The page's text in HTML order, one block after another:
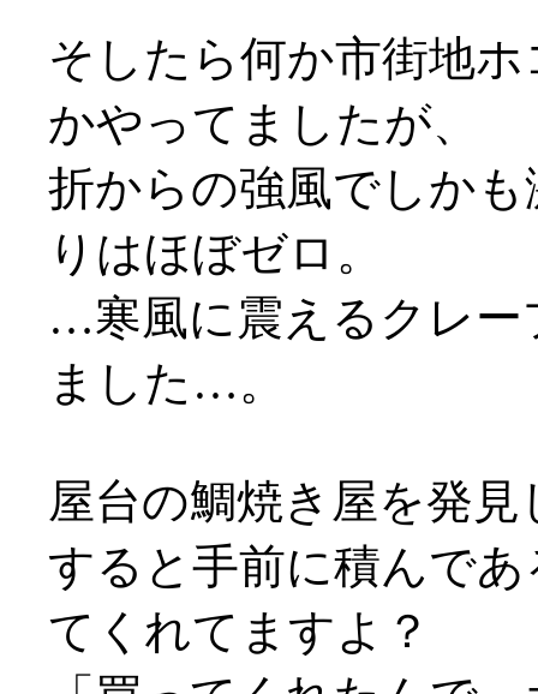
そしたら何か市街地
かやってましたが、
折からの強風でしか
りはほぼゼロ。
…寒風に震えるクレー
ました…。
屋台の鯛焼き屋を発
すると手前に積んで
てくれてますよ？